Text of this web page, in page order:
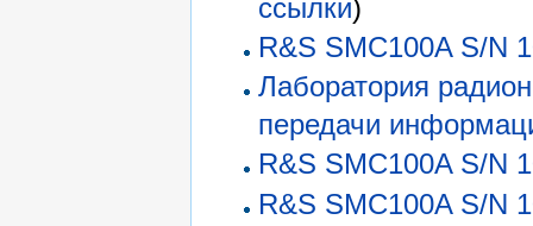
ссылки)
R&S SMC100A S/N
Лаборатория
передачи
R&S SMC100A S/N
R&S SMC100A S/N